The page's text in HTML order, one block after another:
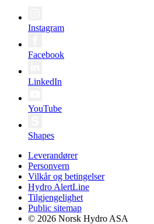
Instagram
Facebook
LinkedIn
YouTube
Shapes
Leverandører
Personvern
Vilkår og betingelser
Hydro AlertLine
Tilgjengelighet
Public sitemap
© 2026 Norsk Hydro ASA